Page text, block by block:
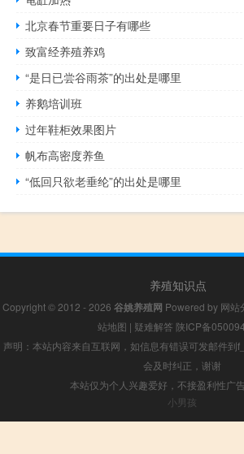
北京春节重要日子有哪些
致富经养殖养鸡
“是日已尝谷雨茶”的出处是哪里
养鹅培训班
过年鞋柜效果图片
帆布高密度养鱼
“低回只欲老垂纶”的出处是哪里
养殖知识点
Copyright © 2012 - 2026 谷姚养殖网 Powered by 网站
站地图 | 疑难解答 陕ICP备
声明：本站内容来自互联网，如信息有错误可发邮件到
会及时纠正，谢谢
本站仅为个人兴趣爱好，不接盈利性广
小男孩